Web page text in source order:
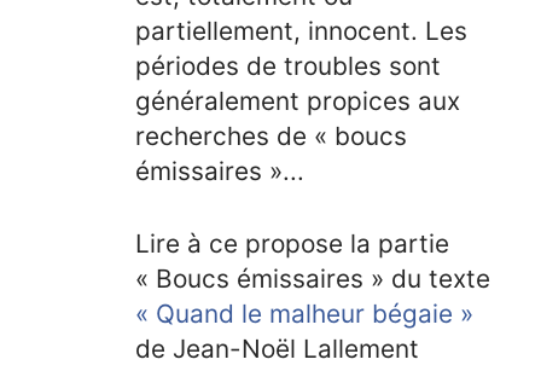
partiellement, innocent. Les
périodes de troubles sont
généralement propices aux
recherches de « boucs
émissaires »...
Lire à ce propose la partie
« Boucs émissaires » du texte
« Quand le malheur bégaie »
de Jean-Noël Lallement